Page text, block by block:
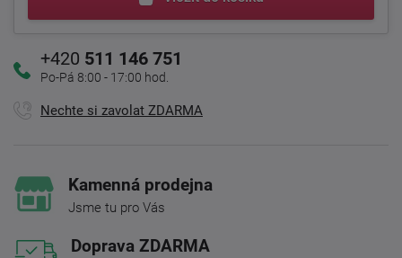
+420 511 146 751
Po-Pá 8:00 - 17:00 hod.
Nechte si zavolat ZDARMA
Kamenná prodejna
Jsme tu pro Vás
Doprava ZDARMA